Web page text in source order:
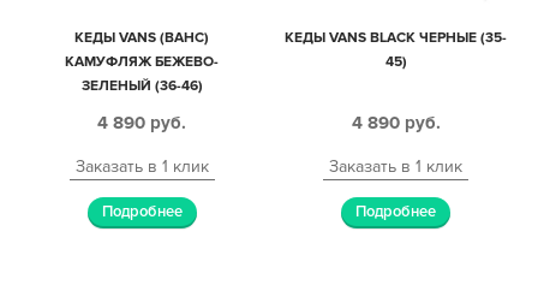
КЕДЫ VANS (ВАНС)
КАМУФЛЯЖ БЕЖЕВО-
ЗЕЛЕНЫЙ (36-46)
4 890 руб.
Заказать в 1 клик
Подробнее
КЕДЫ VANS BLACK ЧЕРНЫЕ (35-
45)
4 890 руб.
Заказать в 1 клик
Подробнее